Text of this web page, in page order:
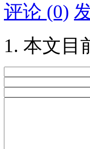
评论 (0)
本文目